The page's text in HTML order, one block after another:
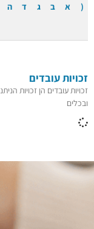
( א ב ג ד ה
זכויות עובדים
זכויות עובדים הן זכויות
ובכלים